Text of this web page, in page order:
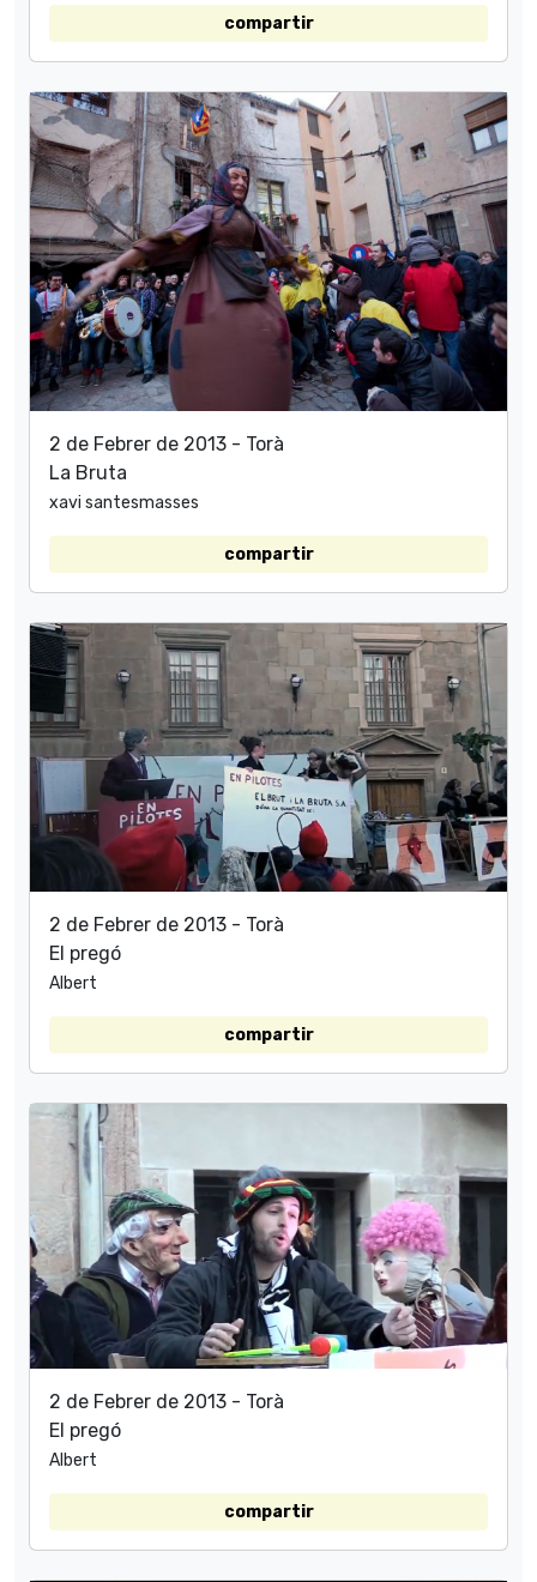
compartir
2 de Febrer de 2013 - Torà
La Bruta
xavi santesmasses
compartir
2 de Febrer de 2013 - Torà
El pregó
Albert
compartir
2 de Febrer de 2013 - Torà
El pregó
Albert
compartir